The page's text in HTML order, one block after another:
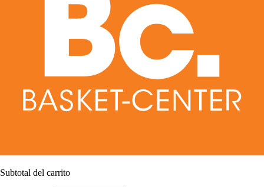
Subtotal del carrito